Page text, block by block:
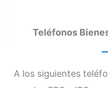
Teléfonos
A los siguientes